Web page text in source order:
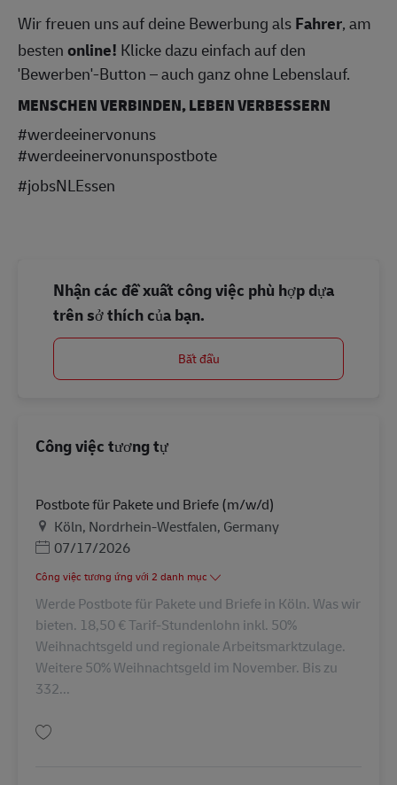
Wir freuen uns auf deine Bewerbung alsFahrer, am
bestenonline! Klicke dazu einfach auf den
'Bewerben'-Button – auch ganz ohne Lebenslauf.
MENSCHEN VERBINDEN, LEBEN VERBESSERN
#werdeeinervonuns
#werdeeinervonunspostbote
#jobsNLEssen
Nhận các đề xuất công việc phù hợp dựa
trên sở thích của bạn.
Bắt đầu
Công việc tương tự
Postbote für Pakete und Briefe (m/w/d)
Địa điểm
Köln, Nordrhein-Westfalen, Germany
Posted Date
07/17/2026
Công việc tương ứng với 2 danh mục
Werde Postbote für Pakete und Briefe in Köln. Was wir
bieten. 18,50 € Tarif-Stundenlohn inkl. 50%
Weihnachtsgeld und regionale Arbeitsmarktzulage.
Weitere 50% Weihnachtsgeld im November. Bis zu
332...